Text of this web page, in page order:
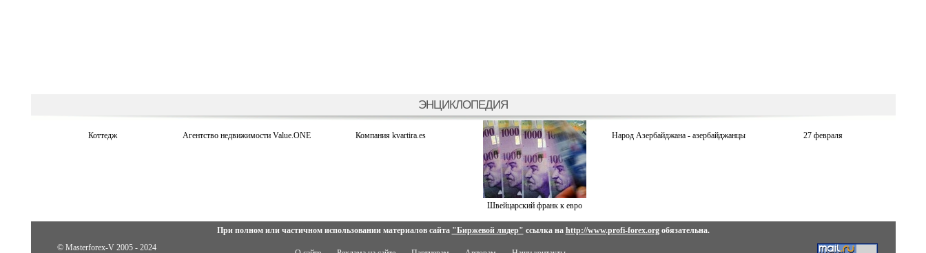
ЭНЦИКЛОПЕДИЯ
Коттедж Агентство недвижимости Value.ONE Компания kvartira.es
Швейцарский франк к евро
Народ Азербайджана - азербайджанцы 27 февраля
При полном или частичном использовании материалов сайта "Биржевой лидер" ссылка на http://www.profi-forex.orgобязательна.
© Masterforex-V 2005 - 2024